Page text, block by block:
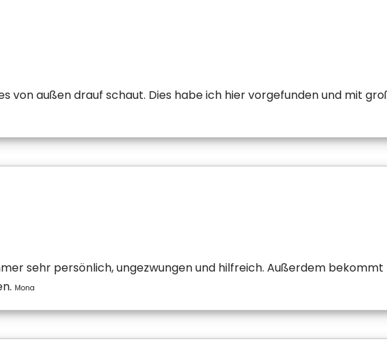
von außen drauf schaut. Dies habe ich hier vorgefunden und mit
sehr persönlich, ungezwungen und hilfreich. Außerdem
Mona